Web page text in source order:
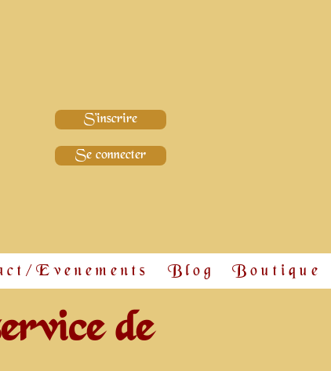
S'inscrire
Se connecter
Evenements Blog Boutique
de